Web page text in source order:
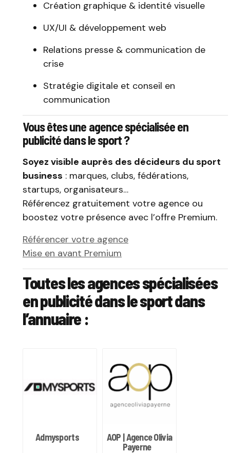
Création graphique & identité visuelle
UX/UI & développement web
Relations presse & communication de
crise
Stratégie digitale et conseil en
communication
Vous êtes une agence spécialisée en
publicité dans le sport ?
Soyez visible auprès des décideurs du sport
business : marques, clubs, fédérations,
startups, organisateurs…
Référencez gratuitement votre agence ou
boostez votre présence avec l’offre Premium.
Référencer votre agence
Mise en avant Premium
Toutes les agences spécialisées
en publicité dans le sport dans
l’annuaire :
Admysports
AOP | Agence Olivia
Payerne